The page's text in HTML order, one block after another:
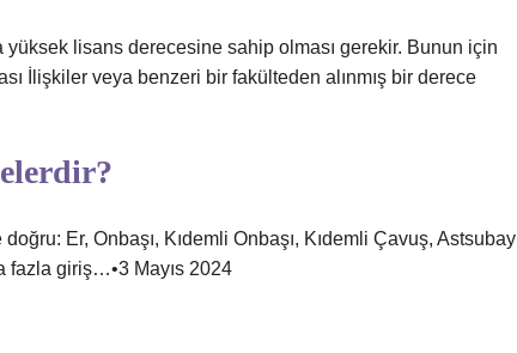
lisans derecesine sahip olması gerekir. Bunun için
İlişkiler veya benzeri bir fakülteden alınmış bir derece
Er, Onbaşı, Kıdemli Onbaşı, Kıdemli Çavuş, Astsubay
fazla giriş…•3 Mayıs 2024